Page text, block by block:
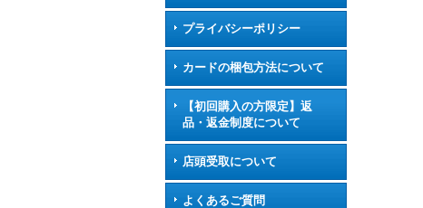
プライバシーポリシー
カードの梱包方法について
【初回購入の方限定】返
品・返金制度について
店頭受取について
よくあるご質問